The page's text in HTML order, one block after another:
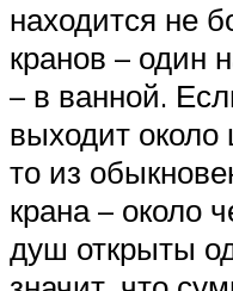
находится не
кранов – один
– в ванной.
выходит
то из
крана – около
душ открыты